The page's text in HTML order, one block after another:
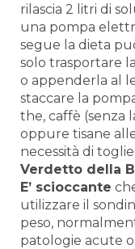
rilascia 2 litri di
una pompa
segue la dieta
solo trasportare
o appenderla al
staccare la
the, caffè (senza
oppure tisane
necessità di
Verdetto della
E’ scioccante
utilizzare il
peso,
patologie acute